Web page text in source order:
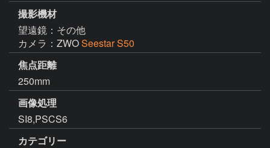
撮影機材
望遠鏡：その他
カメラ：ZWOSeestar S50
焦点距離
250mm
画像処理
SI8,PSCS6
カテゴリー